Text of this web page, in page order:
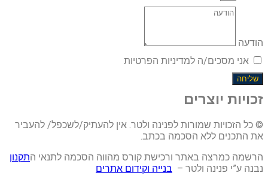
הודעה
אני מסכים/ה למדיניות הפרטיות
שליחה
זכויות יוצרים
© כל הזכויות שמורות לפנינה ולטר. אין להעתיק/לשכפל/ להעביר
את התכנים ללא הסכמה בכתב.
הרשמה כמרצה באתר ורכישת קורס מהווה הסכמה לתנאי התקנון
נבנה ע”י פנינה ולטר – בנייה וקידום אתרים